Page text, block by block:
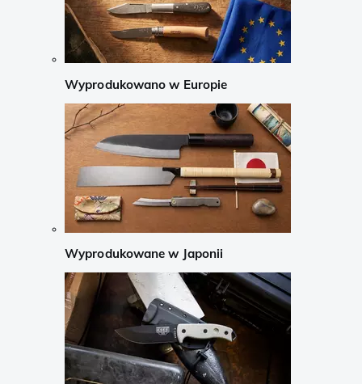
Wyprodukowano w Europie
Wyprodukowane w Japonii